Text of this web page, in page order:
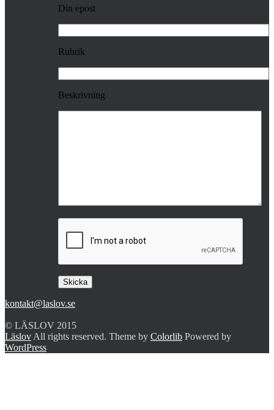
Din epost
Rubrik
Beskrivning
kontakt@laslov.se
© LÄSLOV 2015
LäslovAll rights reserved. Theme by Colorlib Powered by
WordPress